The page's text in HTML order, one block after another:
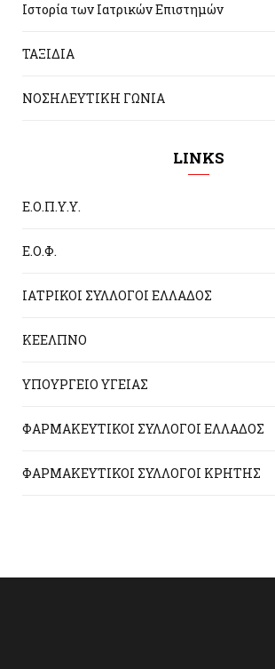
Ιστορία των Ιατρικών Επιστημών
ΤΑΞΙΔΙΑ
ΝΟΣΗΛΕΥΤΙΚΗ ΓΩΝΙΑ
LINKS
Ε.Ο.Π.Υ.Υ.
Ε.Ο.Φ.
ΙΑΤΡΙΚΟΙ ΣΥΛΛΟΓΟΙ ΕΛΛΑΔΟΣ
ΚΕΕΛΠΝΟ
ΥΠΟΥΡΓΕΙΟ ΥΓΕΙΑΣ
ΦΑΡΜΑΚΕΥΤΙΚΟΙ ΣΥΛΛΟΓΟΙ ΕΛΛΑΔΟΣ
ΦΑΡΜΑΚΕΥΤΙΚΟΙ ΣΥΛΛΟΓΟΙ ΚΡΗΤΗΣ